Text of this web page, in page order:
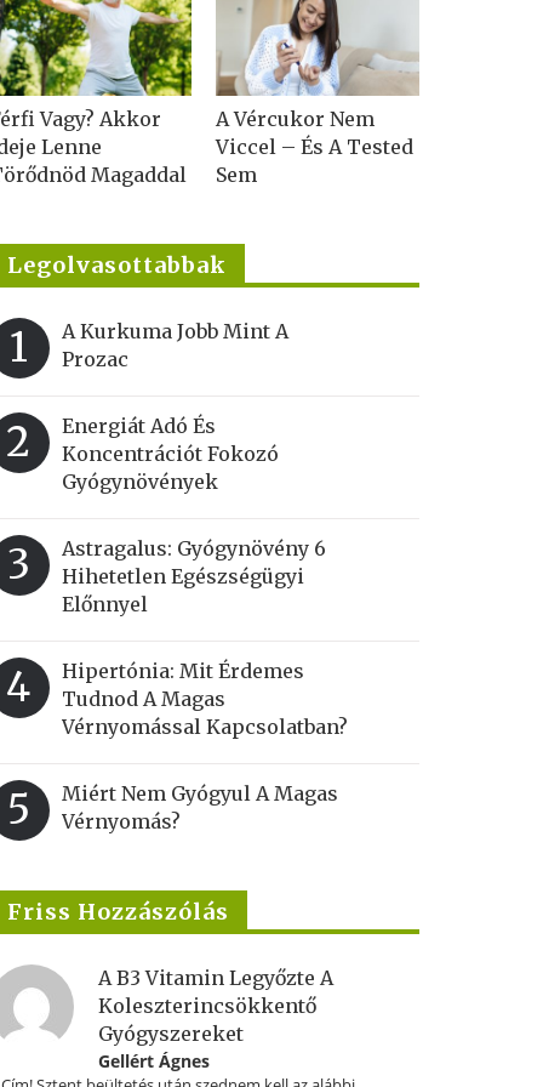
Vagy? Akkor
Lenne
Magaddal
A Vércukor Nem
Viccel – És A Tested
Sem
Legolvasottabbak
1
A Kurkuma Jobb Mint A
Prozac
2
Energiát Adó És
Koncentrációt Fokozó
Gyógynövények
3
Astragalus: Gyógynövény 6
Hihetetlen Egészségügyi
Előnnyel
4
Hipertónia: Mit Érdemes
Tudnod A Magas
Vérnyomással Kapcsolatban?
5
Miért Nem Gyógyul A Magas
Vérnyomás?
Friss Hozzászólás
A B3 Vitamin Legyőzte A
Koleszterincsökkentő
Gyógyszereket
Gellért Ágnes